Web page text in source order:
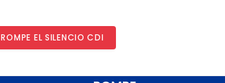
ROMPE EL SILENCIO CDI